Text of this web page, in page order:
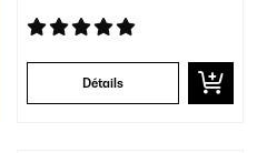
Détails